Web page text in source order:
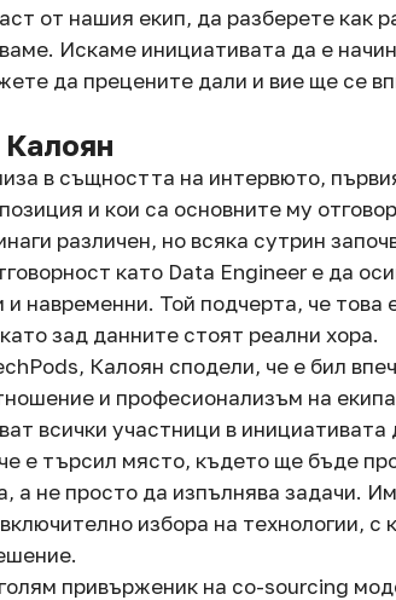
от нашия екип, да разберете как
Искаме инициативата да е
да прецените дали и вие ще се
в същността на интервюто,
и кои са основните му
различен, но всяка сутрин
като Data Engineer е да
навременни. Той подчерта, че това
зад данните стоят реални хора.
Калоян сподели, че е бил
и професионализъм на
всички участници в инициативата
е търсил място, където ще бъде
а не просто да изпълнява задачи.
избора на технологии, с
привърженик на co-sourcing